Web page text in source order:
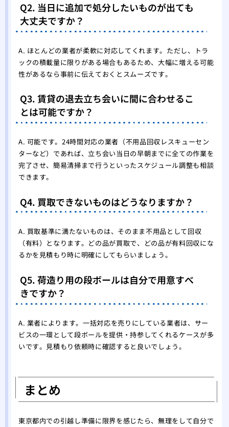
Q2. 当日に追加で処分したいものが出ても
大丈夫ですか？
A. ほとんどの業者が柔軟に対応してくれます。ただし、トラ
ックの積載量に限りがある場合もあるため、大幅に増える可能
性があるなら事前に伝えておくとスムーズです。
Q3. 賃貸の退去立ち会いに間に合わせるこ
とは可能ですか？
A. 可能です。24時間対応の業者（不用品回収レスキューセン
ターなど）であれば、立ち会い当日の早朝までに全ての作業を
完了させ、簡易清掃まで行うといったスケジュール調整も相談
できます。
Q4. 買取できないものはどうなりますか？
A. 買取基準に満たないものは、そのまま不用品として回収
（有料）となります。どの品が買取で、どの品が有料回収にな
るかを見積もり時に明確にしてもらいましょう。
Q5. 荷造り用の段ボールは自分で用意すべ
きですか？
A. 業者によります。一括対応を売りにしている業者は、サー
ビスの一環として段ボールを提供・持参してくれるケースが多
いです。見積もり依頼時に確認すると良いでしょう。
まとめ
東京都内での引越し準備に限界を感じたら、無理をして自分で